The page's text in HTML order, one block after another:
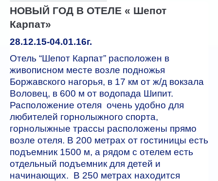
Поиск тура
Автобусные туры
ГОРЯЩИЕ ТУРЫ
туры дня
Отели
Контакты
НОВЫЙ ГОД В ОТЕЛЕ « Шепот
Карпат»
28.12.15-04.01.16г.
Отель “Шепот Карпат” расположен в
живописном месте возле подножья
Боржавского нагорья, в 17 км от ж/д вокзала
Воловец, в 600 м от водопада Шипит.
Расположение отеля очень удобно для
любителей горнолыжного спорта,
горнолыжные трассы расположены прямо
возле отеля. В 200 метрах от гостиницы есть
подъемник 1500 м, а рядом с отелем есть
отдельный подъемник для детей и
начинающих. В 250 метрах находится